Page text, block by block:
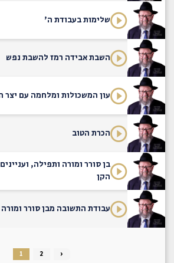
שלימות בעבודת ה'
השבת אבידה רמז להשבת נפש
עון המשכולות ומלחמה עם יצר
הכרת הטוב
בן סורר ומורה ותפילה,
הקן
עבודת התשובה מבן סורר ומורה
1 2 ›